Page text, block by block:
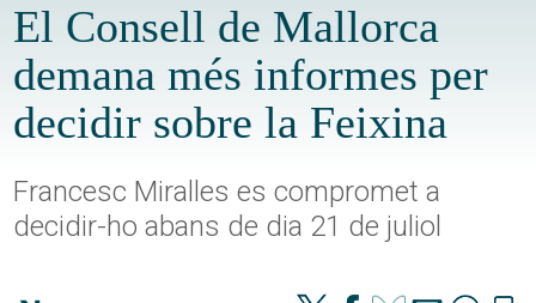
El Consell de Mallorca
demana més informes per
decidir sobre la Feixina
Francesc Miralles es compromet a
decidir-ho abans de dia 21 de juliol